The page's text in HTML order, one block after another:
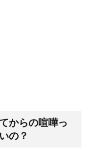
科での検診、膣に
具を入れられるっ
からの喧嘩っ
の？